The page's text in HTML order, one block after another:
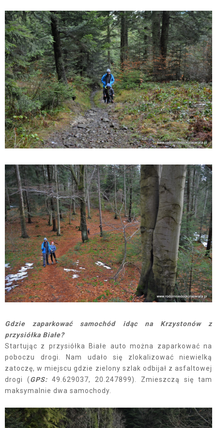
Gdzie zaparkować samochód idąc na Krzystonów z
przysiółka Białe?
Startując z przysiółka Białe auto można zaparkować na
poboczu drogi. Nam udało się zlokalizować niewielką
zatoczę, w miejscu gdzie zielony szlak odbijał z asfaltowej
drogi (GPS: 49.629037, 20.247899). Zmieszczą się tam
maksymalnie dwa samochody.